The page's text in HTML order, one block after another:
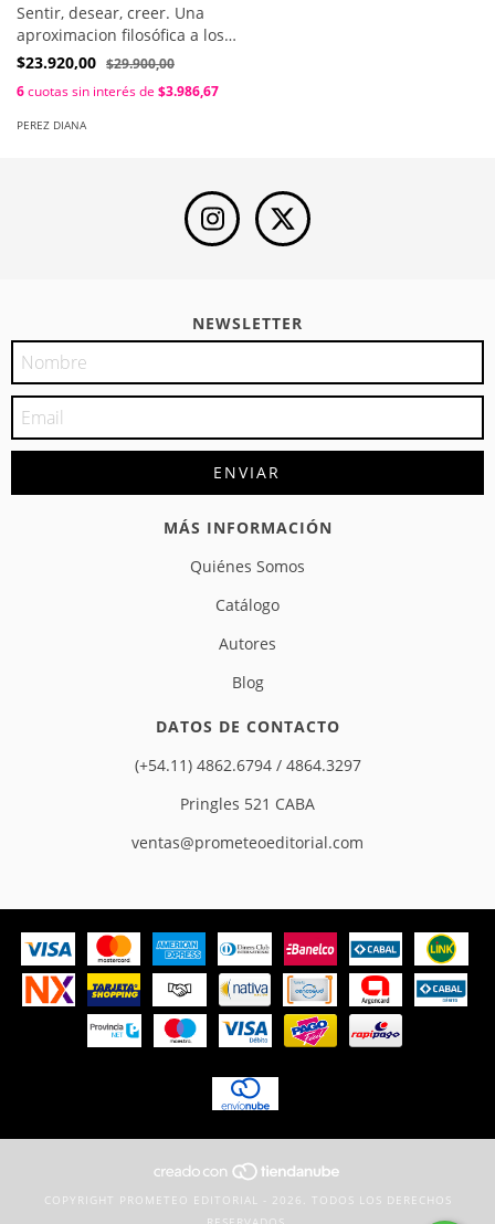
Sentir, desear, creer. Una
aproximacion filosófica a los
conceptos psicologicos / Perez
$23.920,00 $29.900,00
6cuotas sin interés de $3.986,67
PEREZ DIANA
NEWSLETTER
MÁS INFORMACIÓN
Quiénes Somos
Catálogo
Autores
Blog
DATOS DE CONTACTO
(+54.11) 4862.6794 / 4864.3297
Pringles 521 CABA
ventas@prometeoeditorial.com
COPYRIGHT PROMETEO EDITORIAL - 2026. TODOS LOS DERECHOS